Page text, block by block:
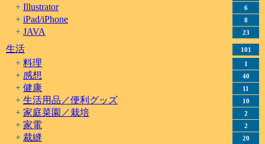
Illustrator 6
iPad/iPhone 8
JAVA 23
生活 101
料理 1
感想 40
健康 11
生活用品／便利グッズ 10
家庭菜園／栽培 2
家電 2
裁縫 20